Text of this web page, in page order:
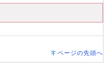
ページの先頭へ